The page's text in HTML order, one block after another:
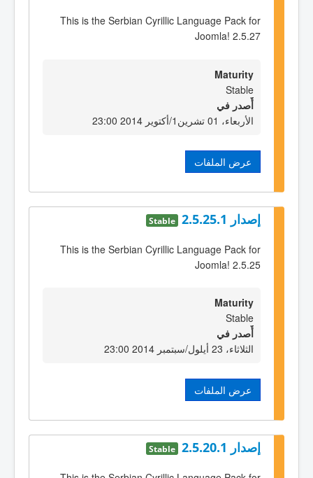
This is the Serbian Cyrillic Language Pack for
Joomla! 2.5.27
Maturity
Stable
أٌصدر في
الأربعاء، 01 تشرين1/أكتوير 2014 23:00
عرض الملفات
إصدار 2.5.25.1 Stable
This is the Serbian Cyrillic Language Pack for
Joomla! 2.5.25
Maturity
Stable
أٌصدر في
الثلاثاء، 23 أيلول/سبتمبر 2014 23:00
عرض الملفات
إصدار 2.5.20.1 Stable